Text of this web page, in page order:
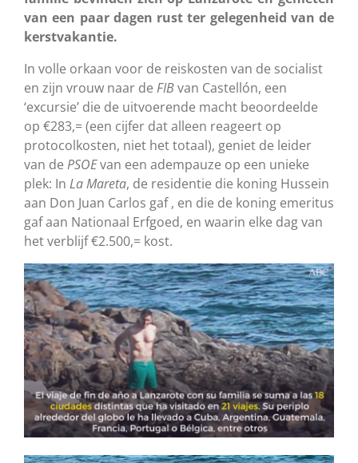
van een paar dagen rust ter gelegenheid van de
kerstvakantie.
In volle orkaan voor de reiskosten van de socialist
en zijn vrouw naar de FIBvan Castellón, een
‘excursie’ die de uitvoerende macht beoordeelde
op €283,= (een cijfer dat alleen reageert op
protocolkosten, niet het totaal), geniet de leider
van de PSOEvan een adempauze op een unieke
plek: In LaMareta, de residentie die koning Hussein
aan Don Juan Carlos gaf , en die de koning emeritus
gaf aan Nationaal Erfgoed, en waarin elke dag van
het verblijf €2.500,= kost.